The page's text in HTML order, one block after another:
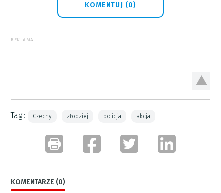
KOMENTUJ (0)
REKLAMA
Tagi: Czechy złodziej policja akcja
KOMENTARZE (0)